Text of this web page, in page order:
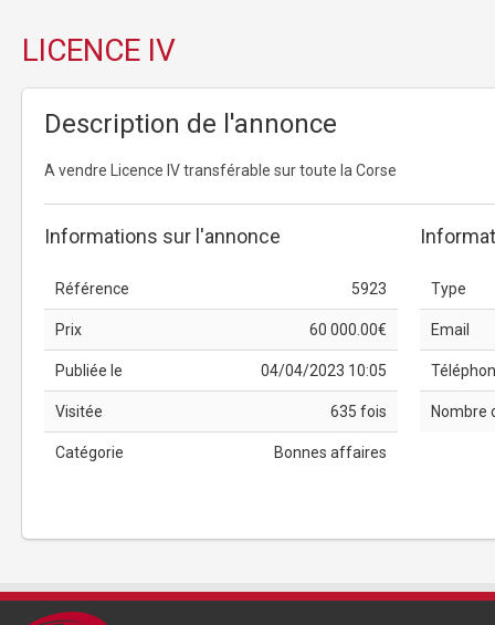
LICENCE IV
Description de l'annonce
A vendre Licence IV transférable sur toute la Corse
Informations sur l'annonce
Référence 5923
Prix 60 000.00€
Publiée le 04/04/2023 10:05
Visitée 635 fois
Catégorie Bonnes affaires
Type
Email
Nombre